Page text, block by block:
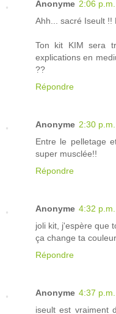
Anonyme 2:06 p.m.
Ahh... sacré Iseult !!
Ton kit KIM sera
explications en
??
Répondre
Anonyme 2:30 p.m.
Entre le pelletage
super musclée!!
Répondre
Anonyme 4:32 p.m.
joli kit, j'espère que
ça change ta
Répondre
Anonyme 4:37 p.m.
iseult est vraiment